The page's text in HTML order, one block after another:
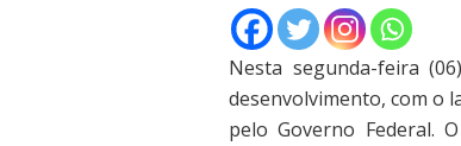
Nesta segunda-feira
desenvolvimento, com o
pelo Governo Federal.